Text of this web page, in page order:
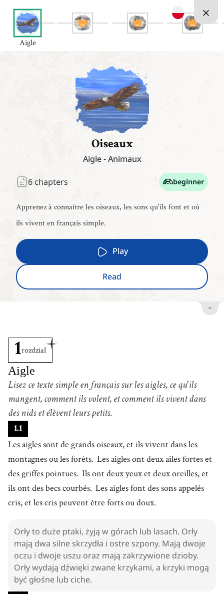
Aigle
Oiseaux
Aigle-Animaux
6 chapters beginner
Apprenez à connaître les oiseaux, les sons qu'ils font et où
ils vivent en français simple.
Play
Read
1rozdział
Aigle
Lisez ce texte simple en français sur les aigles, ce qu'ils
mangent, comment ils volent, et comment ils vivent dans
des nids et élèvent leurs petits.
1.1
Les aigles sont de grands oiseaux, et ils vivent dans les
montagnes ou les forêts. Les aigles ont deux ailes fortes et
des griffes pointues. Ils ont deux yeux et deux oreilles, et
ils ont des becs courbés. Les aigles font des sons appelés
cris, et les cris peuvent être forts ou doux.
Orły to duże ptaki, żyją w górach lub lasach. Orły
mają dwa silne skrzydła i ostre szpony. Mają dwoje
oczu i dwoje uszu oraz mają zakrzywione dzioby.
Orły wydają dźwięki zwane krzykami, a krzyki mogą
być głośne lub ciche.